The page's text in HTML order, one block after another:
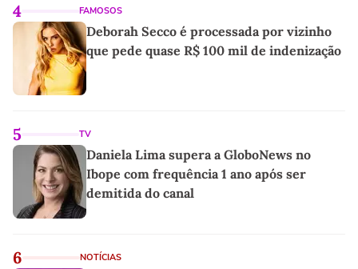
4 FAMOSOS
Deborah Secco é processada por vizinho
que pede quase R$ 100 mil de indenização
5 TV
Daniela Lima supera a GloboNews no
Ibope com frequência 1 ano após ser
demitida do canal
6 NOTÍCIAS